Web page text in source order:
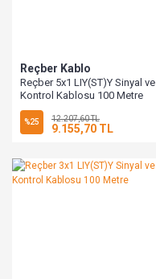
Reçber Kablo
Reçber 5x1 LIY(ST)Y Sinyal ve
Kontrol Kablosu 100 Metre
%25 12.207,60 TL
9.155,70 TL